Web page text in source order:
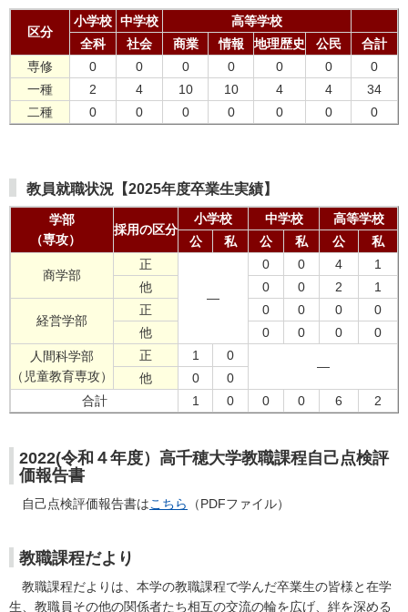
区分
小学校 中学校
高等学校
全科
社会 商業 情報 地理歴史 公民
合計
専修
0 0 0 0 0 0
0
一種
2 4 10 10 4 4
34
二種
0 0 0 0 0 0 0
教員就職状況【2025年度卒業生実績】
学部
（専攻）
採用の区分
小学校 中学校
高等学校
公
私 公 私 公 私
商学部
正
―
0 0 4
1
他
0 0 2 1
経営学部
正 0 0 0
0
他
0 0 0
0
人間科学部
（児童教育専攻）
正 1 0
―
他
0
0
合計
1 0 0 0 6 2
2022(令和４年度）高千穂大学教職課程自己点検評
価報告書
自己点検評価報告書はこちら （PDFファイル）
教職課程だより
教職課程だよりは、本学の教職課程で学んだ卒業生の皆様と在学
生、教職員その他の関係者たち相互の交流の輪を広げ、絆を深める